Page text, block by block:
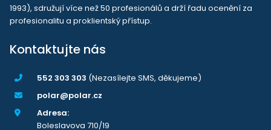
1993), sdružují více než 50 profesionálů a drží řadu ocenění za
profesionalitu a proklientský přístup.
Kontaktujte nás
552 303 303 (Nezasílejte SMS, děkujeme)
polar@polar.cz
Adresa:
Boleslavova 710/19